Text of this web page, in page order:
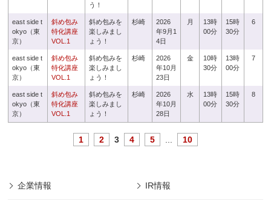
う！
east side t
okyo（東
京）
斜め包み
特化講座
VOL.1
斜め包みを
楽しみまし
ょう！
杉崎
2026
年9月1
4日
月
13時
00分
15時
30分
6
east side t
okyo（東
京）
斜め包み
特化講座
VOL.1
斜め包みを
楽しみまし
ょう！
杉崎
2026
年10月
23日
金
10時
30分
13時
00分
7
east side t
okyo（東
京）
斜め包み
特化講座
VOL.1
斜め包みを
楽しみまし
ょう！
杉崎
2026
年10月
28日
水
13時
00分
15時
30分
8
1 2 3 4 5 10
企業情報 IR情報